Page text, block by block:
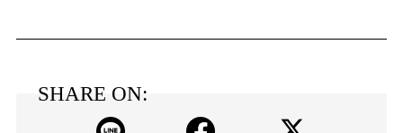
SHARE ON: